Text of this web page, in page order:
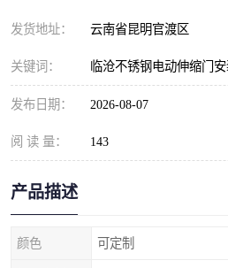
发货地址： 云南省昆明官渡区
关键词： 临沧不锈钢电动伸缩门
发布日期： 2026-08-07
阅 读 量： 143
产品描述
颜色 可定制